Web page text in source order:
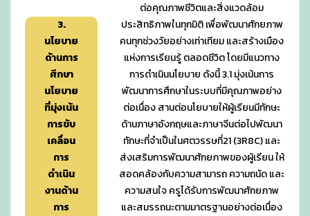
ต่อคุณภาพชีวิตและสิ่งแวดล้อม
3.
นโยบาย
ด้านการ
ศึกษา
นโยบาย
ที่มุ่งเน้น
การขับ
เคลื่อน
การ
ดำเนิน
งานด้าน
การ
ประสิทธิภาพในทุกมิติ เพื่อพัฒนาศักยภาพ
คนทุกช่วงวัยอย่างเท่าเทียม และสร้างเมือง
แห่งการเรียนรู้ ตลอดชีวิต โดยมีแนวทาง
การดำเนินนโยบาย ดังนี้ 3.1 มุ่งเน้นการ
พัฒนาการศึกษาในระบบที่มีคุณภาพอย่าง
ต่อเนื่อง สานต่อนโยบายให้ผู้เรียนมีทักษะ
ด้านภาษาอังกฤษและภาษาจีนต่อไปพัฒนา
ทักษะที่จำเป็นในศตวรรษที่21 (3R8C) และ
ส่งเสริมการพัฒนาศักยภาพของผู้เรียน ให้
สอดคล้องกับความสามารถ ความถนัด และ
ความสนใจ ครูได้รับการพัฒนาศักยภาพ
และสมรรถนะตามมาตรฐานอย่างต่อเนื่อง